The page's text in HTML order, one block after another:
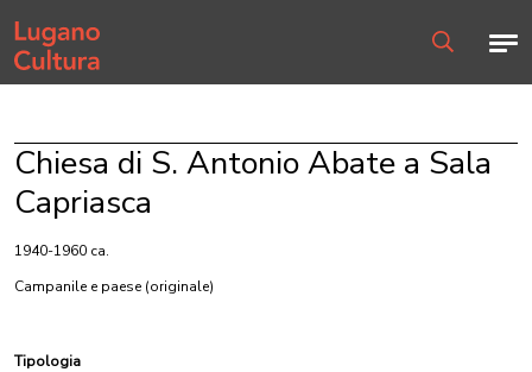
Home page
Chiesa di S. Antonio Abate a Sala
Capriasca
1940-1960 ca.
Campanile e paese (originale)
Tipologia